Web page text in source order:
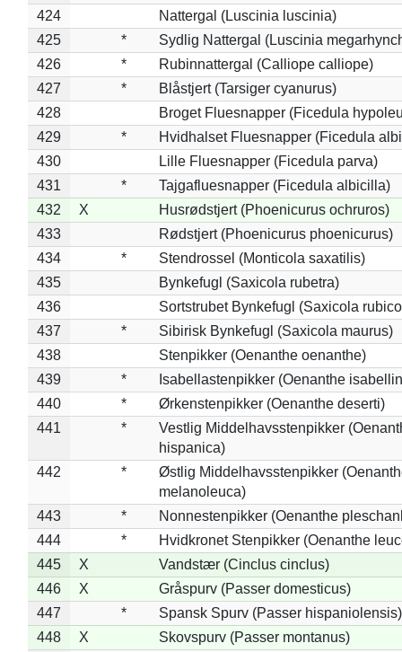
424
Nattergal (Luscinia luscinia)
425
*
Sydlig Nattergal (Luscinia
426
*
Rubinnattergal (Calliope calliope)
427
*
Blåstjert (Tarsiger cyanurus)
428
Broget Fluesnapper (Ficedula
429
*
Hvidhalset Fluesnapper (Ficedula
430
Lille Fluesnapper (Ficedula parva)
431
*
Tajgafluesnapper (Ficedula albicilla)
432
X
Husrødstjert (Phoenicurus ochruros)
433
Rødstjert (Phoenicurus phoenicurus)
434
*
Stendrossel (Monticola saxatilis)
435
Bynkefugl (Saxicola rubetra)
436
Sortstrubet Bynkefugl (Saxicola
437
*
Sibirisk Bynkefugl (Saxicola maurus)
438
Stenpikker (Oenanthe oenanthe)
439
*
Isabellastenpikker (Oenanthe
440
*
Ørkenstenpikker (Oenanthe deserti)
441
*
Vestlig Middelhavsstenpikker
hispanica)
442
*
Østlig Middelhavsstenpikker
melanoleuca)
443
*
Nonnestenpikker (Oenanthe
444
*
Hvidkronet Stenpikker (Oenanthe
445
X
Vandstær (Cinclus cinclus)
446
X
Gråspurv (Passer domesticus)
447
*
Spansk Spurv (Passer hispaniolensis)
448
X
Skovspurv (Passer montanus)